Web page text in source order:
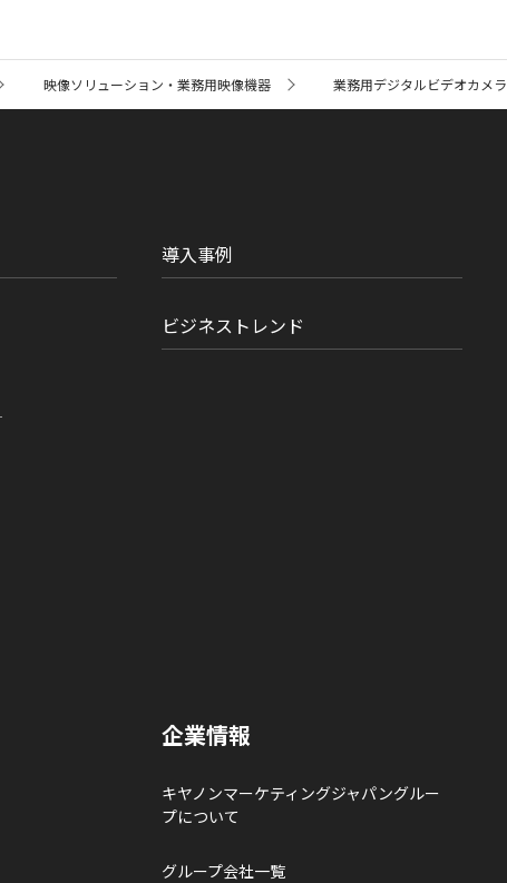
映像ソリューション・業務用映像機器 業務用デジタルビデオカメラ
導入事例
ビジネストレンド
企業情報
キヤノンマーケティングジャパングルー
プについて
グループ会社一覧